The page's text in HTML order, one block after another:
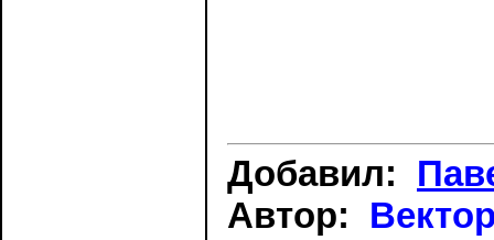
Добавил:
Автор: